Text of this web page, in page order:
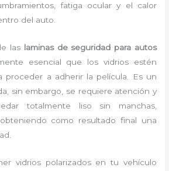
fatiga ocular y el calor
del auto.
las laminas de seguridad para autos
esencial que los vidrios estén
proceder a adherir la película. Es un
sin embargo, se requiere atención y
totalmente liso sin manchas,
como resultado final una
vidrios polarizados en tu vehículo